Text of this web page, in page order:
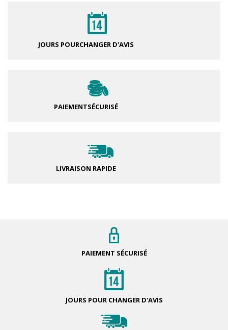
JOURS POURCHANGER D'AVIS
PAIEMENTSÉCURISÉ
LIVRAISON RAPIDE
PAIEMENT SÉCURISÉ
JOURS POUR CHANGER D'AVIS